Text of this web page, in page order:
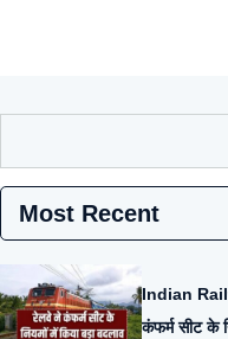
Most Recent
Indian
कंफर्म सीट के